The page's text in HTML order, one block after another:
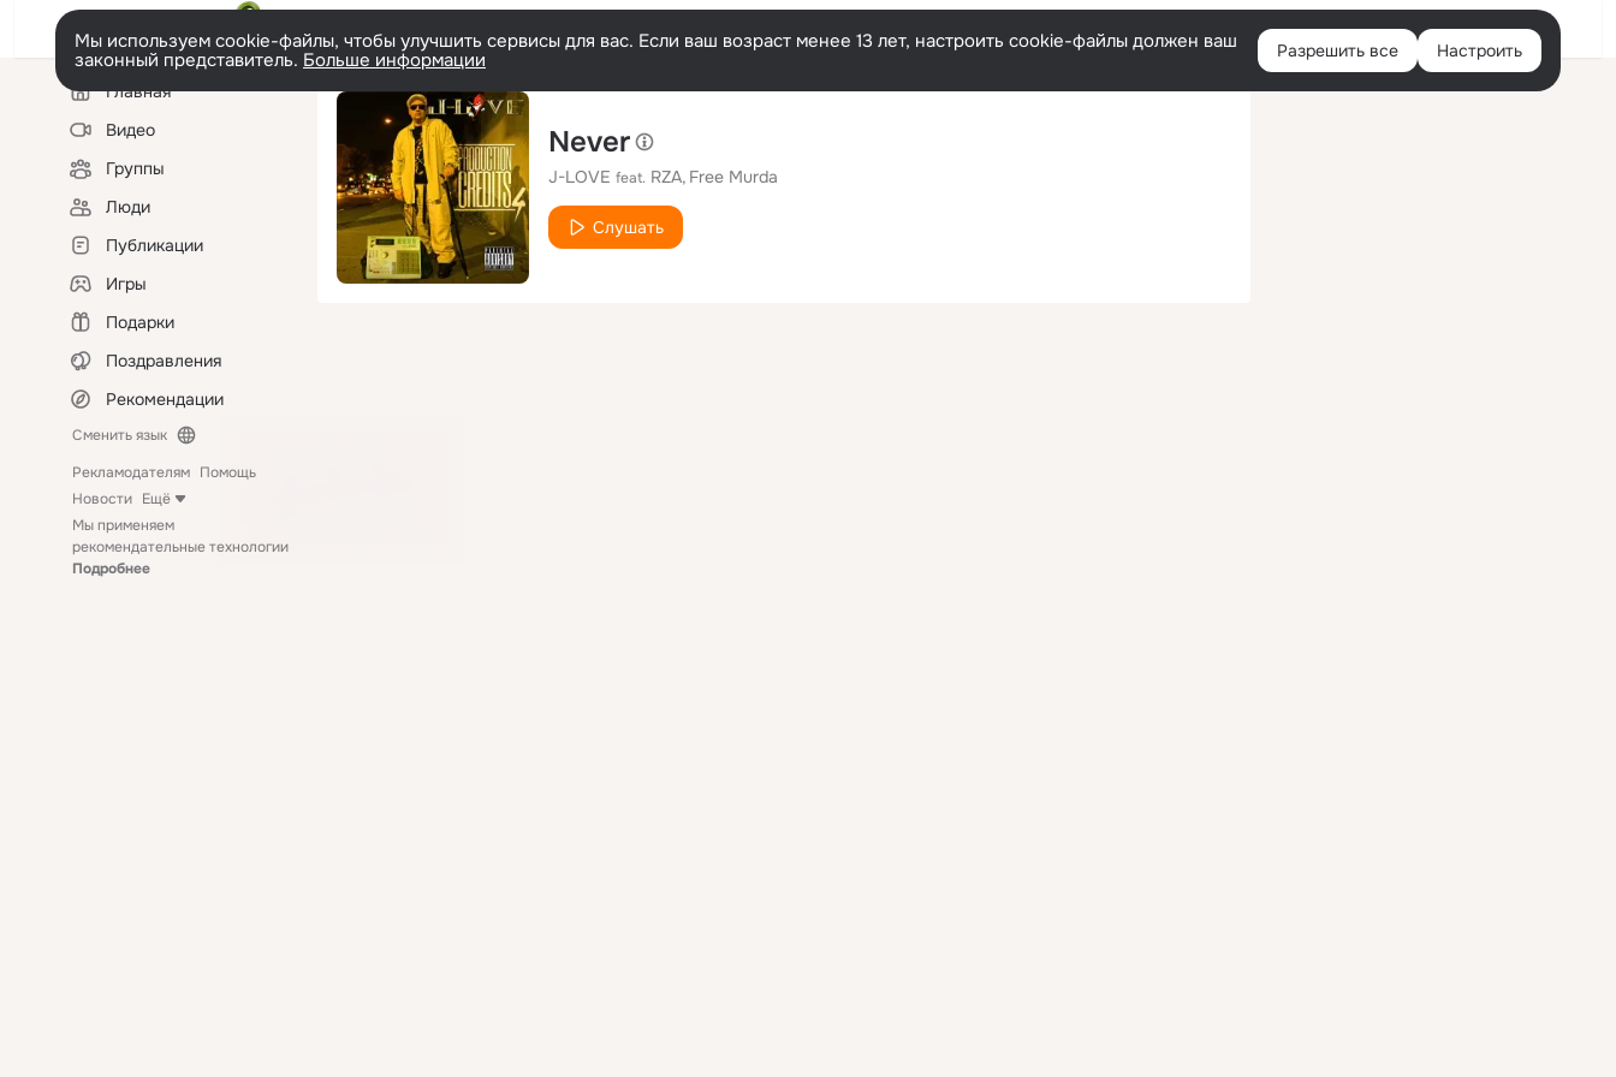
Войти
Мы используем cookie-файлы, чтобы улучшить сервисы для вас. Если ваш возраст менее 13 лет, настроить cookie-файлы должен ваш
законный представитель. Больше информации Разрешить все Настроить
Левая
колонкаГлавная
Видео
Группы
Люди
Публикации
Игры
Подарки
Поздравления
Рекомендации
Сменить язык
Рекламодателям Помощь
Новости Ещё
Мы применяем
рекомендательные технологии
Подробнее
Never
J-LOVE feat. RZA Free Murda
Слушать